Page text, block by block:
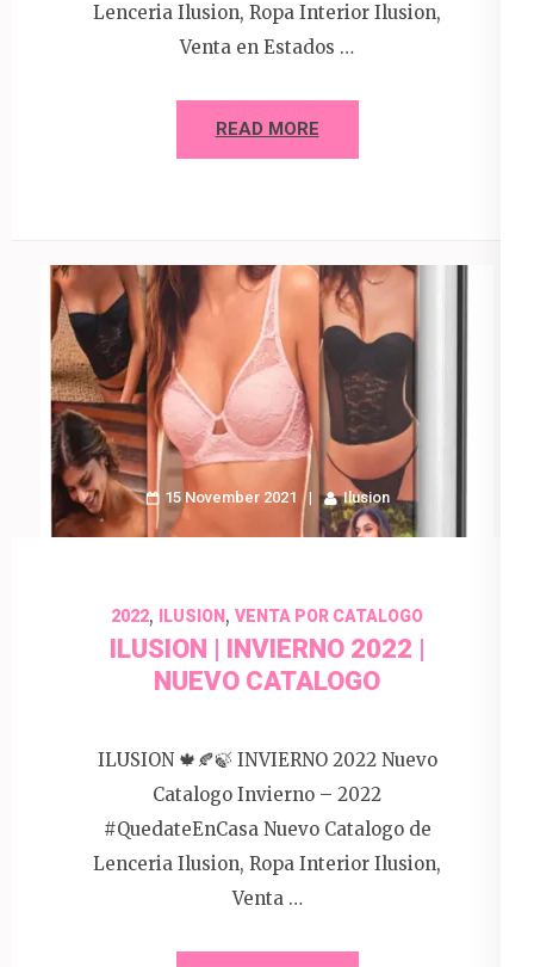
Lenceria Ilusion, Ropa Interior Ilusion,
Venta en Estados …
READ MORE
15 November 2021 Ilusion
2022, ILUSION , VENTA POR CATALOGO
ILUSION | INVIERNO 2022 |
NUEVO CATALOGO
ILUSION 🍁🍂🍃 INVIERNO 2022 Nuevo
Catalogo Invierno – 2022
#QuedateEnCasa Nuevo Catalogo de
Lenceria Ilusion, Ropa Interior Ilusion,
Venta …